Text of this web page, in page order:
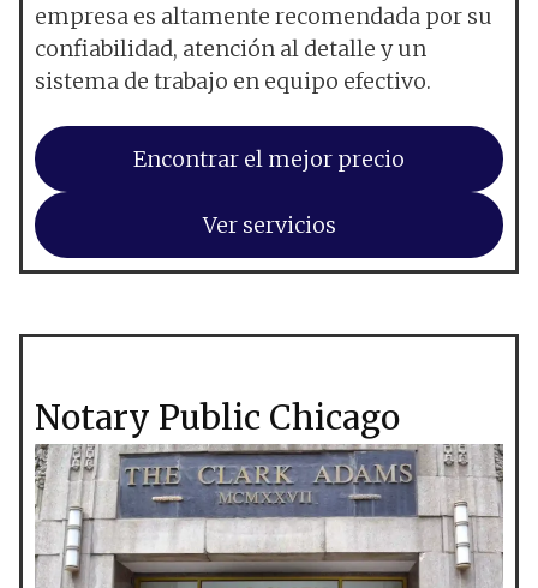
empresa es altamente recomendada por su
confiabilidad, atención al detalle y un
sistema de trabajo en equipo efectivo.
Encontrar el mejor precio
Ver servicios
Notary Public Chicago